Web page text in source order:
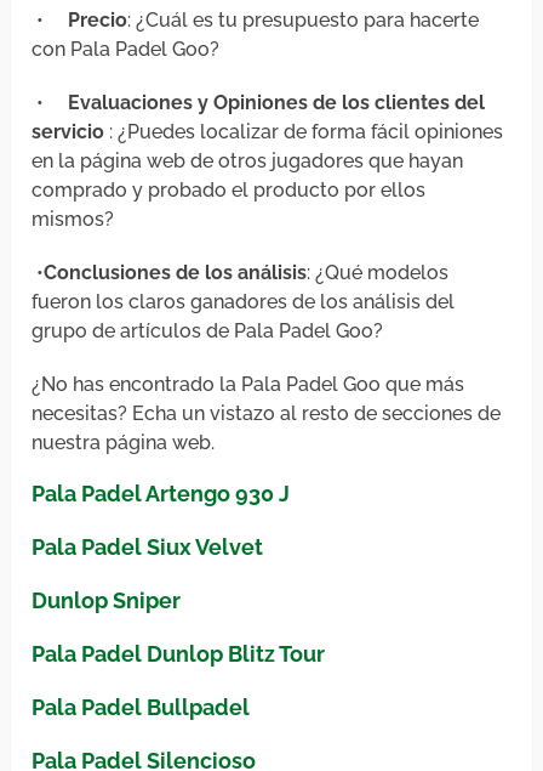
• Precio: ¿Cuál es tu presupuesto para hacerte
con Pala Padel Goo?
•
Evaluaciones y Opiniones de los clientes del
servicio : ¿Puedes localizar de forma fácil opiniones
en la página web de otros jugadores que hayan
comprado y probado el producto por ellos
mismos?
•Conclusiones de los análisis: ¿Qué modelos
fueron los claros ganadores de los análisis del
grupo de artículos de Pala Padel Goo?
¿No has encontrado la Pala Padel Goo que más
necesitas? Echa un vistazo al resto de secciones de
nuestra página web.
Pala Padel Artengo 930 J
Pala Padel Siux Velvet
Dunlop Sniper
Pala Padel Dunlop Blitz Tour
Pala Padel Bullpadel
Pala Padel Silencioso